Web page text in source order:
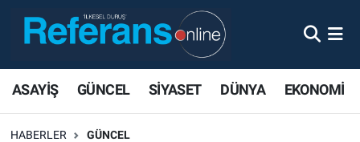
ASAYİŞ GÜNCEL SİYASET DÜNYA EKONOMİ
HABERLER GÜNCEL